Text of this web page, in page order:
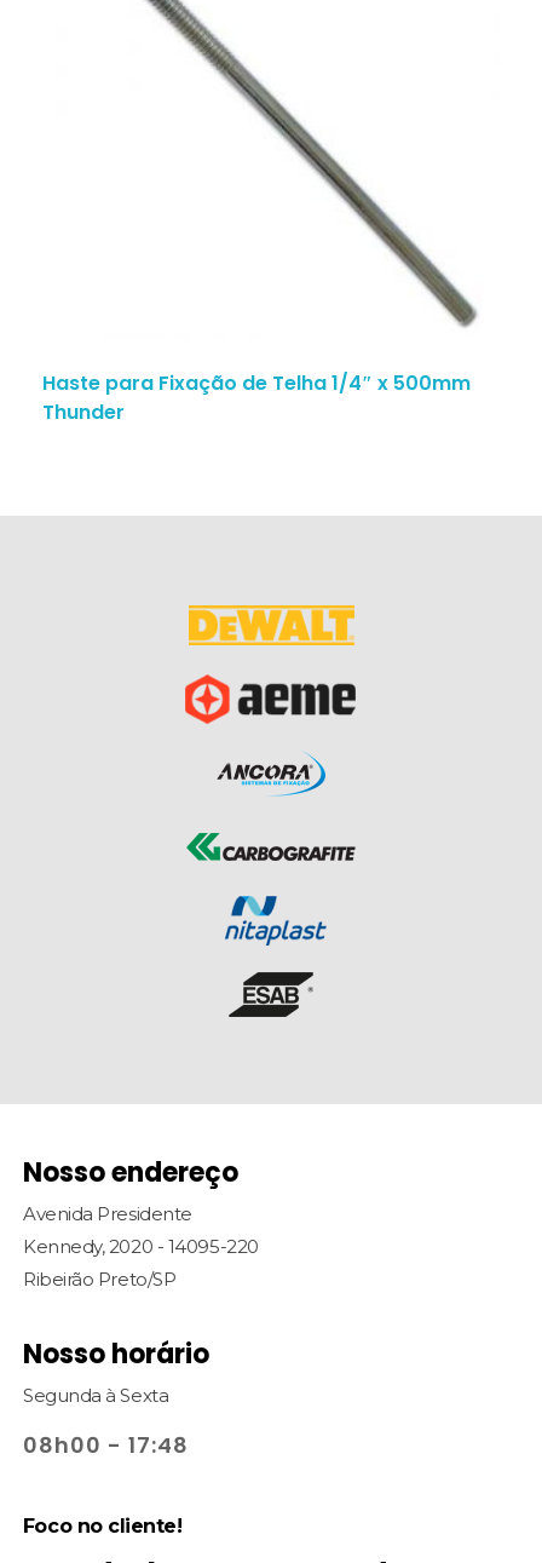
Haste para Fixação de Telha 1/4″ x 500mm
Thunder
Nosso endereço
Avenida Presidente
Kennedy, 2020 - 14095-220
Ribeirão Preto/SP
Nosso horário
Segunda à Sexta
08h00 - 17:48
Foco no cliente!